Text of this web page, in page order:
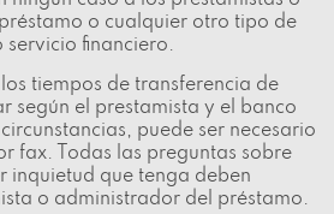
o cualquier otro tipo de
financiero.
los tiempos de transferencia de
según el prestamista y el banco
puede ser necesario
fax. Todas las preguntas sobre
inquietud que tenga deben
o administrador del préstamo.